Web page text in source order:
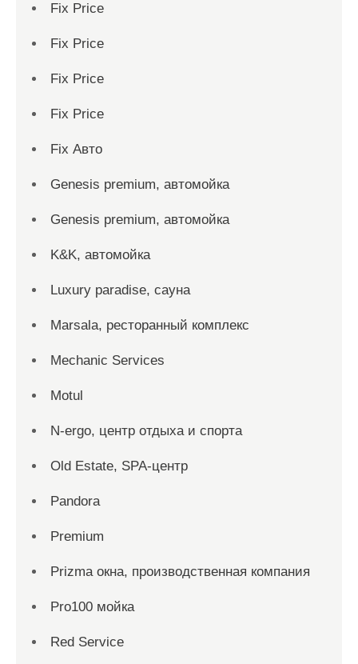
Fix Price
Fix Price
Fix Price
Fix Price
Fix Авто
Genesis premium, автомойка
Genesis premium, автомойка
K&K, автомойка
Luxury paradise, сауна
Marsala, ресторанный комплекс
Mechanic Services
Motul
N-ergo, центр отдыха и спорта
Old Estate, SPA-центр
Pandora
Premium
Prizma окна, производственная компания
Pro100 мойка
Red Service